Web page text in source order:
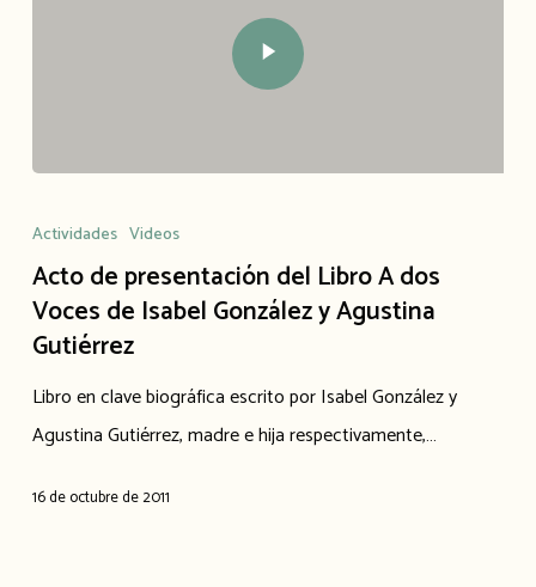
Actividades Videos
Acto de presentación del Libro A dos
Voces de Isabel González y Agustina
Gutiérrez
Libro en clave biográfica escrito por Isabel González y
Agustina Gutiérrez, madre e hija respectivamente,…
16 de octubre de 2011